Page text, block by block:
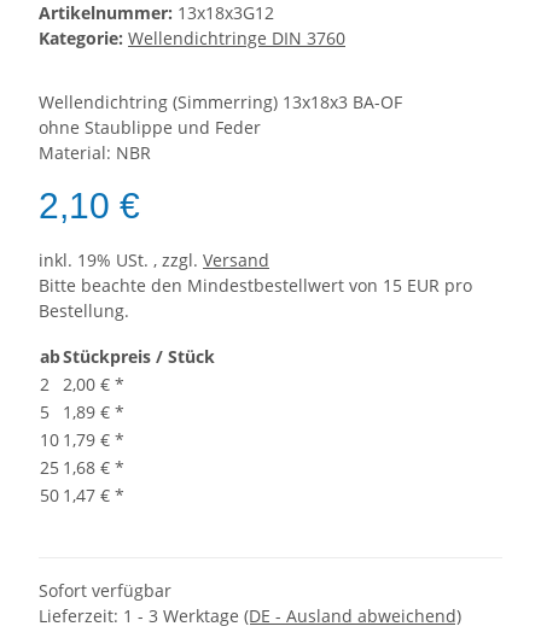
Artikelnummer: 13x18x3G12
Kategorie: Wellendichtringe DIN 3760
Wellendichtring (Simmerring) 13x18x3 BA-OF
ohne Staublippe und Feder
Material: NBR
2,10 €
inkl. 19% USt. , zzgl. Versand
Bitte beachte den Mindestbestellwert von 15 EUR pro
Bestellung.
abStückpreis / Stück
2 2,00 € *
5
1,89 € *
10 1,79 € *
25 1,68 € *
50 1,47 € *
Sofort verfügbar
Lieferzeit: 1 - 3 Werktage (DE - Ausland abweichend)